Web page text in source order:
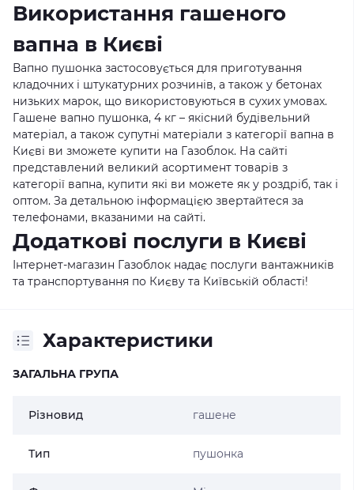
Використання гашеного
вапна в Києві
Вапно пушонка застосовується для приготування
кладочних і штукатурних розчинів, а також у бетонах
низьких марок, що використовуються в сухих умовах.
Гашене вапно пушонка, 4 кг – якісний будівельний
матеріал, а також супутні матеріали з категорії вапна в
Києві ви зможете купити на Газоблок. На сайті
представлений великий асортимент товарів з
категорії вапна, купити які ви можете як у роздріб, так і
оптом. За детальною інформацією звертайтеся за
телефонами, вказаними на сайті.
Додаткові послуги в Києві
Інтернет-магазин Газоблок надає послуги вантажників
та транспортування по Києву та Київській області!
Характеристики
ЗАГАЛЬНА ГРУПА
Різновид гашене
Тип пушонка